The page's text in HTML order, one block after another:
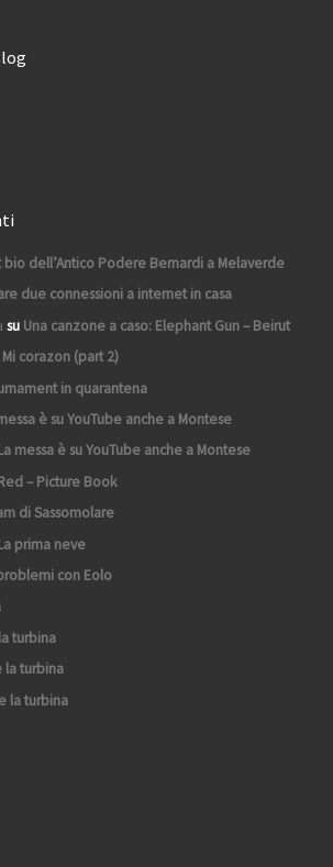
bio dell’Antico Podere Bernardi a Melaverde
due connessioni a internet in casa
su Una canzone a caso: Elephant Gun – Beirut
Mi corazon (part 2)
in quarantena
è su YouTube anche a Montese
messa è su YouTube anche a Montese
– Picture Book
di Sassomolare
prima neve
con Eolo
turbina
la turbina
la turbina